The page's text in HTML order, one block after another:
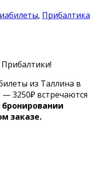
, Прибалтика
из Таллина в
3250₽ встречаются
бронировании
заказе.